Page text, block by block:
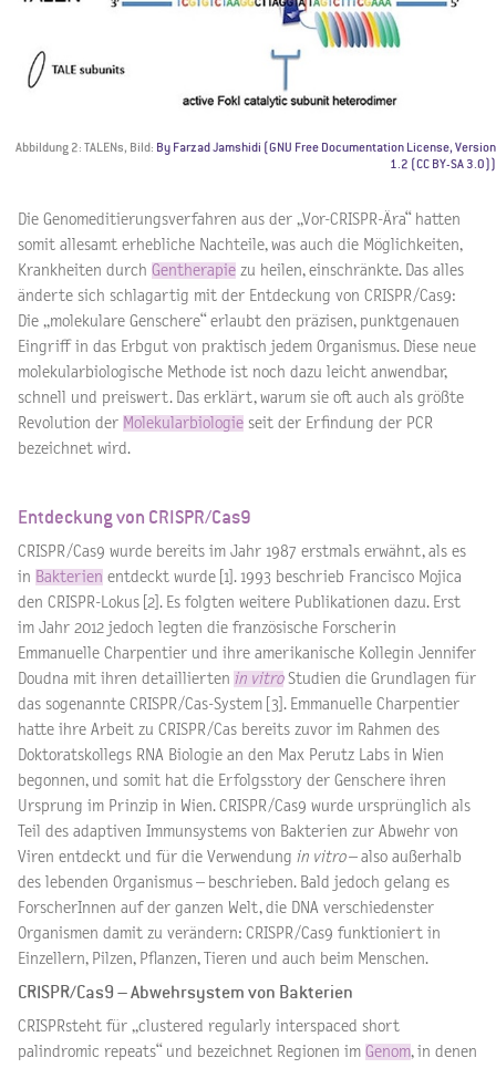
Abbildung 2: TALENs, Bild: By Farzad Jamshidi (GNU Free Documentation License, Version
1.2 (CC BY-SA 3.0))
Die Genomeditierungsverfahren aus der „Vor-CRISPR-Ära“ hatten
somit allesamt erhebliche Nachteile, was auch die Möglichkeiten,
Krankheiten durch Gentherapie zu heilen, einschränkte. Das alles
änderte sich schlagartig mit der Entdeckung von CRISPR/Cas9:
Die „molekulare Genschere“ erlaubt den präzisen, punktgenauen
Eingriff in das Erbgut von praktisch jedem Organismus. Diese neue
molekularbiologische Methode ist noch dazu leicht anwendbar,
schnell und preiswert. Das erklärt, warum sie oft auch als größte
Revolution der Molekularbiologie seit der Erfindung der PCR
bezeichnet wird.
Entdeckung von CRISPR/Cas9
CRISPR/Cas9 wurde bereits im Jahr 1987 erstmals erwähnt, als es
in Bakterien entdeckt wurde [1]. 1993 beschrieb Francisco Mojica
den CRISPR-Lokus [2]. Es folgten weitere Publikationen dazu. Erst
im Jahr 2012 jedoch legten die französische Forscherin
Emmanuelle Charpentier und ihre amerikanische Kollegin Jennifer
Doudna mit ihren detaillierten in vitroStudien die Grundlagen für
das sogenannte CRISPR/Cas-System [3]. Emmanuelle Charpentier
hatte ihre Arbeit zu CRISPR/Cas bereits zuvor im Rahmen des
Doktoratskollegs RNA Biologie an den Max Perutz Labs in Wien
begonnen, und somit hat die Erfolgsstory der Genschere ihren
Ursprung im Prinzip in Wien. CRISPR/Cas9 wurde ursprünglich als
Teil des adaptiven Immunsystems von Bakterien zur Abwehr von
Viren entdeckt und für die Verwendung in vitro– also außerhalb
des lebenden Organismus – beschrieben. Bald jedoch gelang es
ForscherInnen auf der ganzen Welt, die DNA verschiedenster
Organismen damit zu verändern: CRISPR/Cas9 funktioniert in
Einzellern, Pilzen, Pflanzen, Tieren und auch beim Menschen.
CRISPR/Cas9 – Abwehrsystem von Bakterien
CRISPRsteht für „clustered regularly interspaced short
palindromic repeats“ und bezeichnet Regionen im Genom, in denen